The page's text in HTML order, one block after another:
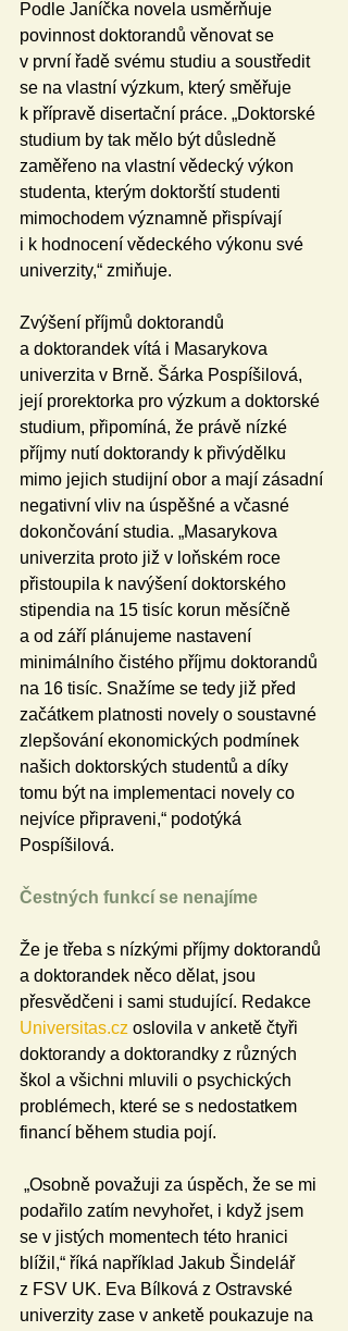
Podle Janíčka novela usměrňuje
povinnost doktorandů věnovat se
v první řadě svému studiu a soustředit
se na vlastní výzkum, který směřuje
k přípravě disertační práce. „Doktorské
studium by tak mělo být důsledně
zaměřeno na vlastní vědecký výkon
studenta, kterým doktorští studenti
mimochodem významně přispívají
i k hodnocení vědeckého výkonu své
univerzity,“ zmiňuje.
Zvýšení příjmů doktorandů
a doktorandek vítá i Masarykova
univerzita v Brně. Šárka Pospíšilová,
její prorektorka pro výzkum a doktorské
studium, připomíná, že právě nízké
příjmy nutí doktorandy k přivýdělku
mimo jejich studijní obor a mají zásadní
negativní vliv na úspěšné a včasné
dokončování studia. „Masarykova
univerzita proto již v loňském roce
přistoupila k navýšení doktorského
stipendia na 15 tisíc korun měsíčně
a od září plánujeme nastavení
minimálního čistého příjmu doktorandů
na 16 tisíc. Snažíme se tedy již před
začátkem platnosti novely o soustavné
zlepšování ekonomických podmínek
našich doktorských studentů a díky
tomu být na implementaci novely co
nejvíce připraveni,“ podotýká
Pospíšilová.
Čestných funkcí se nenajíme
Že je třeba s nízkými příjmy doktorandů
a doktorandek něco dělat, jsou
přesvědčeni i sami studující. Redakce
Universitas.cz oslovila v anketě čtyři
doktorandy a doktorandky z různých
škol a všichni mluvili o psychických
problémech, které se s nedostatkem
financí během studia pojí.
„Osobně považuji za úspěch, že se mi
podařilo zatím nevyhořet, i když jsem
se v jistých momentech této hranici
blížil,“ říká například Jakub Šindelář
z FSV UK. Eva Bílková z Ostravské
univerzity zase v anketě poukazuje na